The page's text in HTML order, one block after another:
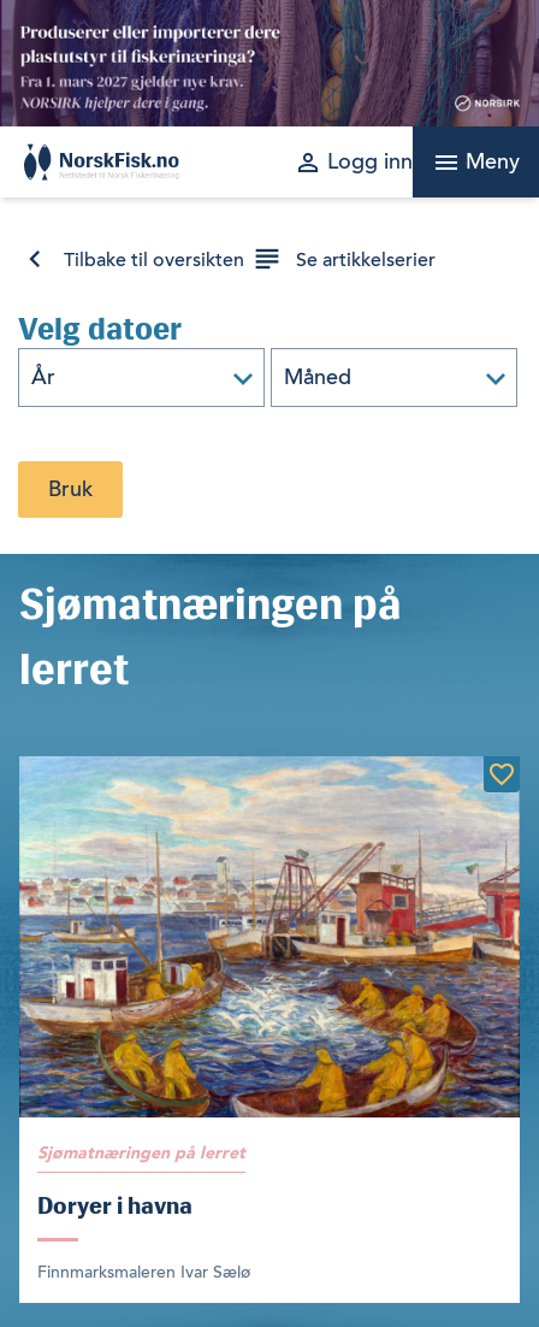
Skip
content
perm_identity Logg inn menu Meny
Tilbake til oversikten Se artikkelserier
Velg datoer
Bruk
Sjømatnæringen på
lerret
Sjømatnæringen på lerret
Doryer i havna
Finnmarksmaleren Ivar Sælø